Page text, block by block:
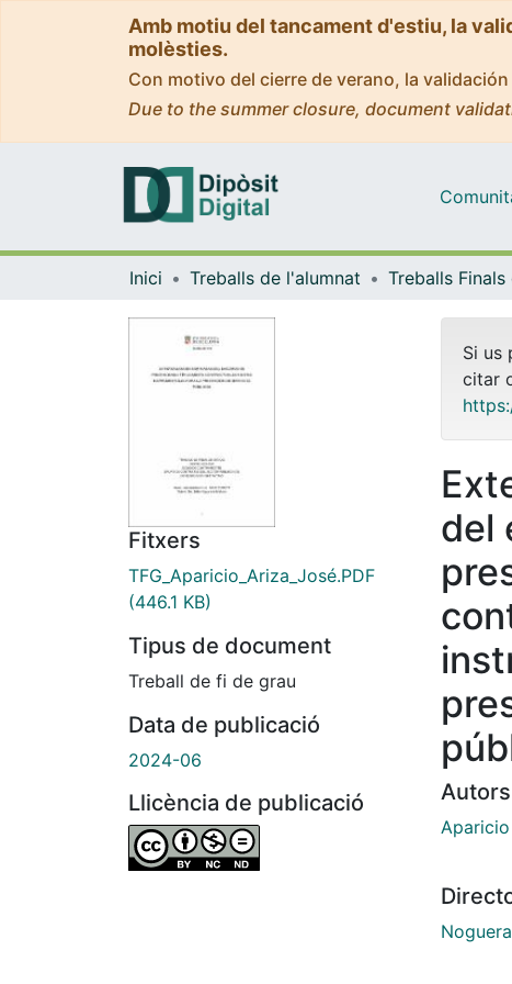
Amb motiu del tancament d'estiu, la
molèsties.
Con motivo del cierre de verano, la
Due to the summer closure, document
Inici Treballs de l'alumnat
Fitxers
TFG_Aparicio_Ariza_José.PDF
(446.1 KB)
Tipus de document
Treball de fi de grau
Data de publicació
2024-06
Llicència de publicació
Si us
citar
del
Autors